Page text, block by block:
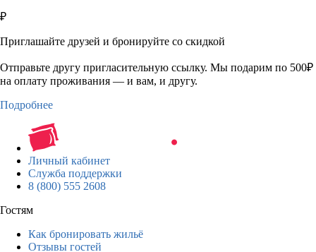
₽
Приглашайте друзей и бронируйте со скидкой
Отправьте другу пригласительную ссылку. Мы подарим по 500₽
на оплату проживания — и вам, и другу.
Подробнее
Личный кабинет
Служба поддержки
8 (800) 555 2608
Гостям
Как бронировать жильё
Отзывы гостей